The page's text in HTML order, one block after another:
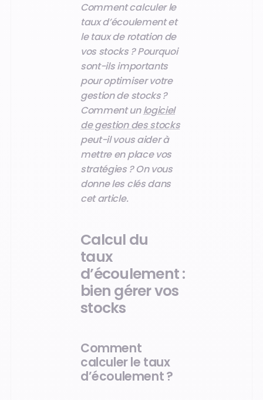
Comment calculer le
taux d’écoulement et
le taux de rotation de
vos stocks ? Pourquoi
sont-ils importants
pour optimiser votre
gestion de stocks ?
Comment unlogiciel
de gestion des stocks
peut-il vous aider à
mettre en place vos
stratégies ? On vous
donne les clés dans
cet article.
Calcul du
taux
d’écoulement :
bien gérer vos
stocks
Comment
calculer le taux
d’écoulement ?